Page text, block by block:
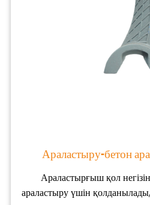
Араластыру-бетон
Араластырғыш қол
араластыру үшін қолданылады,